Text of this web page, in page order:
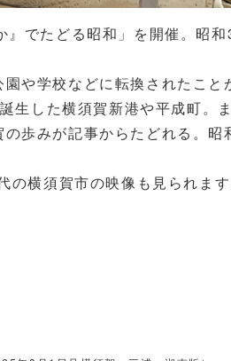
でたどる昭和」を開催。昭
や学校などに転換されたこと
した横須賀新港や平成町。
歩みが記事からたどれる。昭
横須賀市の映像も見られま